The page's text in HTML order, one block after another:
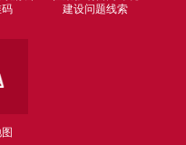
建设问题线索